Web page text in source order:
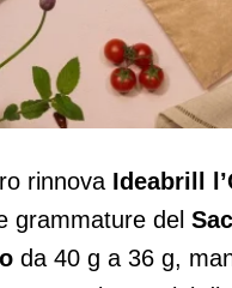
rinnova
rinnova Ideabrill
grammature del
da 40 g a 36 g,